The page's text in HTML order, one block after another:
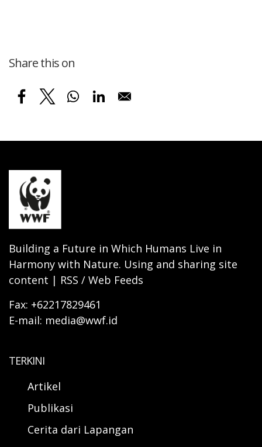
Share this on
Building a Future in Which Humans Live in
Harmony with Nature. Using and sharing site
content | RSS / Web Feeds
Fax: +62217829461
E-mail: media@wwf.id
TERKINI
Artikel
Publikasi
Cerita dari Lapangan